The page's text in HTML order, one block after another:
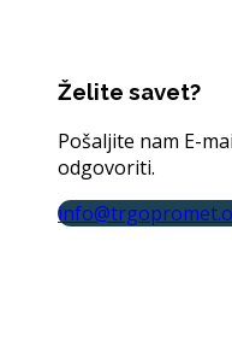
Želite savet?
Pošaljite nam E-
odgovoriti.